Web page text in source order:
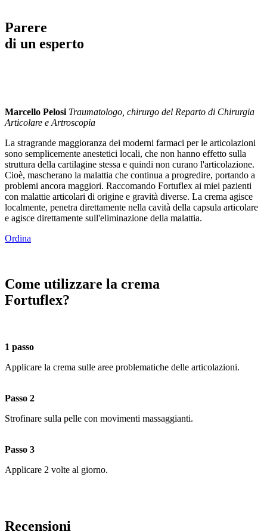
Parere
di un esperto
Marcello Pelosi Traumatologo, chirurgo del Reparto di Chirurgia
Articolare e Artroscopia
La stragrande maggioranza dei moderni farmaci per le articolazioni
sono semplicemente anestetici locali, che non hanno effetto sulla
struttura della cartilagine stessa e quindi non curano l'articolazione.
Cioè, mascherano la malattia che continua a progredire, portando a
problemi ancora maggiori. Raccomando Fortuflex ai miei pazienti
con malattie articolari di origine e gravità diverse. La crema agisce
localmente, penetra direttamente nella cavità della capsula articolare
e agisce direttamente sull'eliminazione della malattia.
Ordina
Come utilizzare la crema
Fortuflex?
1 passo
Applicare la crema sulle aree problematiche delle articolazioni.
Passo 2
Strofinare sulla pelle con movimenti massaggianti.
Passo 3
Applicare 2 volte al giorno.
Recensioni